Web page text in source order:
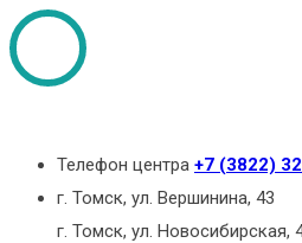
Телефон центра +7 (3822)
г. Томск, ул. Вершинина, 43
г. Томск, ул. Новосибирская,